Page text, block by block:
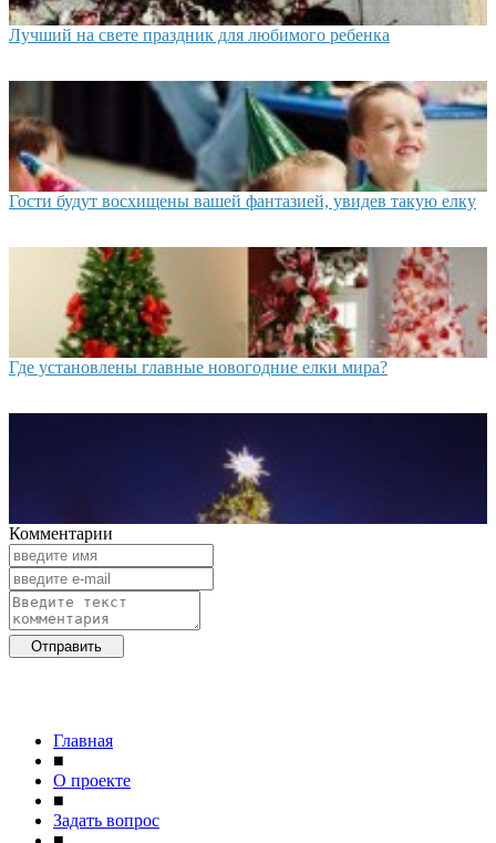
Лучший на свете праздник для любимого ребенка
Гости будут восхищены вашей фантазией, увидев такую елку
Где установлены главные новогодние елки мира?
Комментарии
Главная
■
О проекте
■
Задать вопрос